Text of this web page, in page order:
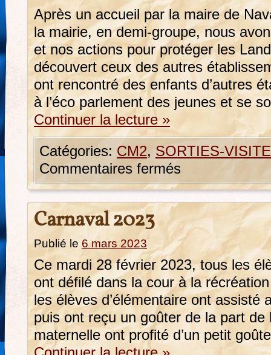
Après un accueil par la maire de
la mairie, en demi-groupe, nous
et nos actions pour protéger les
découvert ceux des autres
ont rencontré des enfants d’autres
à l’éco parlement des jeunes et se
Continuer la lecture »
Catégories: CM2, SORTIES-
Commentaires fermés
Carnaval 2023
Publié le 6 mars 2023
Ce mardi 28 février 2023, tous les
ont défilé dans la cour à la
les élèves d’élémentaire ont assisté
puis ont reçu un goûter de la part
maternelle ont profité d’un petit